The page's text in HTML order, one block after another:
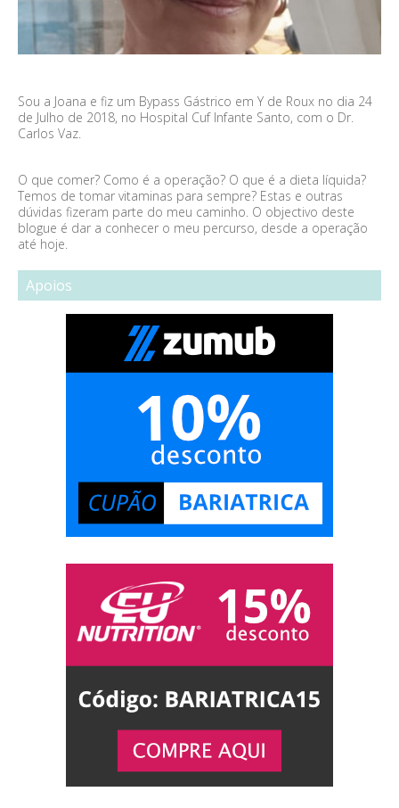
Sou a Joana e fiz um Bypass Gástrico em Y de Roux no dia 24
de Julho de 2018, no Hospital Cuf Infante Santo, com o Dr.
Carlos Vaz.
O que comer? Como é a operação? O que é a dieta líquida?
Temos de tomar vitaminas para sempre? Estas e outras
dúvidas fizeram parte do meu caminho. O objectivo deste
blogue é dar a conhecer o meu percurso, desde a operação
até hoje.
Apoios